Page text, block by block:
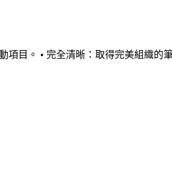
項目。 • 完全清晰：取得完美組織的